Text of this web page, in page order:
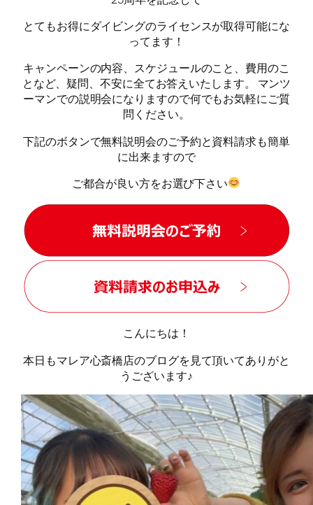
とてもお得にダイビングのライセンスが取得可能にな
ってます！
キャンペーンの内容、スケジュールのこと、費用のこ
となど、疑問、不安に全てお答えいたします。 マンツ
ーマンでの説明会になりますので何でもお気軽にご質
問ください。
下記のボタンで無料説明会のご予約と資料請求も簡単
に出来ますので
ご都合が良い方をお選び下さい
こんにちは！
本日もマレア心斎橋店のブログを見て頂いてありがと
うございます♪